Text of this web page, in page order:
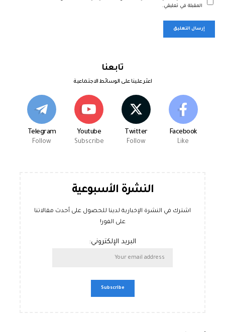
المقبلة في تعليقي.
تابعنا
اعثر علينا على الوسائط الاجتماعية
Facebook
Like
Twitter
Follow
Youtube
Subscribe
Telegram
Follow
النشرة الأسبوعية
اشترك في النشرة الإخبارية لدينا للحصول على أحدث مقالاتنا
على الفور!
البريد الإلكتروني: